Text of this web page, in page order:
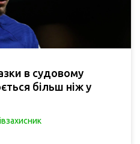
в судовому
більш ніж у